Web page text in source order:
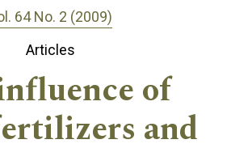
64 No. 2 (2009)
Articles
of
and